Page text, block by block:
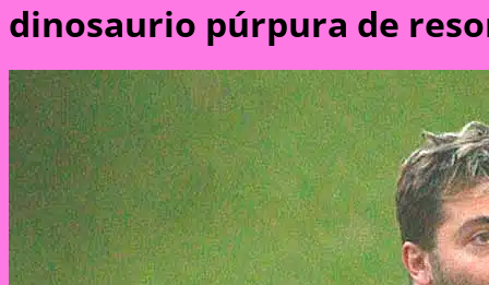
dinosaurio púrpura de